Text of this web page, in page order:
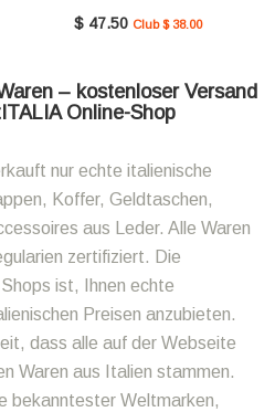
$ 47.50 Club $ 38.00
– kostenloser Versand
Online-Shop
nur echte italienische
Koffer, Geldtaschen,
aus Leder. Alle Waren
zertifiziert. Die
ist, Ihnen echte
Preisen anzubieten.
dass alle auf der Webseite
Waren aus Italien stammen.
bekanntester Weltmarken,